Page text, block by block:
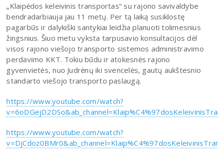
„Klaipėdos keleivinis transportas“ su rajono savivaldybe
bendradarbiauja jau 11 metų. Per tą laiką susiklostę
pagarbūs ir dalykiški santykiai leidžia planuoti tolimesnius
žingsnius. Šiuo metu vyksta tarpusavio konsultacijos dėl
visos rajono viešojo transporto sistemos administravimo
perdavimo KKT. Tokiu būdu ir atokesnės rajono
gyvenvietės, nuo Judrėnų iki svencelės, gautų aukštesnio
standarto viešojo transporto paslaugą.
https://www.youtube.com/watch?
https://www.youtube.com/watch?